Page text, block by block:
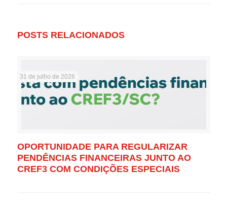
POSTS RELACIONADOS
31 de julho de 2026
OPORTUNIDADE PARA REGULARIZAR
PENDÊNCIAS FINANCEIRAS JUNTO AO
CREF3 COM CONDIÇÕES ESPECIAIS